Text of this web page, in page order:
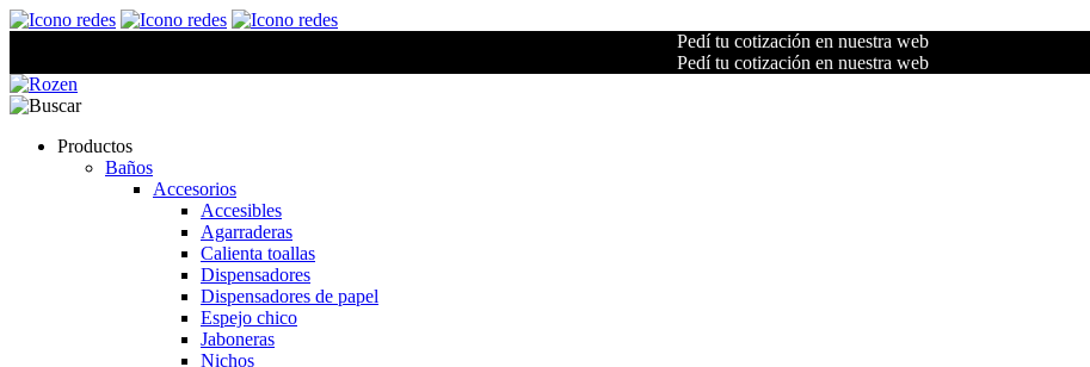
Pedí tu cotización en nuestra web
Pedí tu cotización en nuestra web
Productos
Baños
Accesorios
Accesibles
Agarraderas
Calienta toallas
Dispensadores
Dispensadores de papel
Espejo chico
Jaboneras
Nichos